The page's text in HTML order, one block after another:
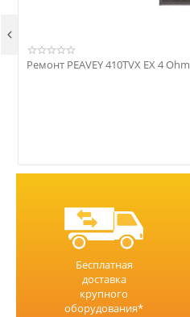
Ремонт PEAVEY 410TVX EX 4 Ohm

Бесплатная
доставка
крупного
оборудования*